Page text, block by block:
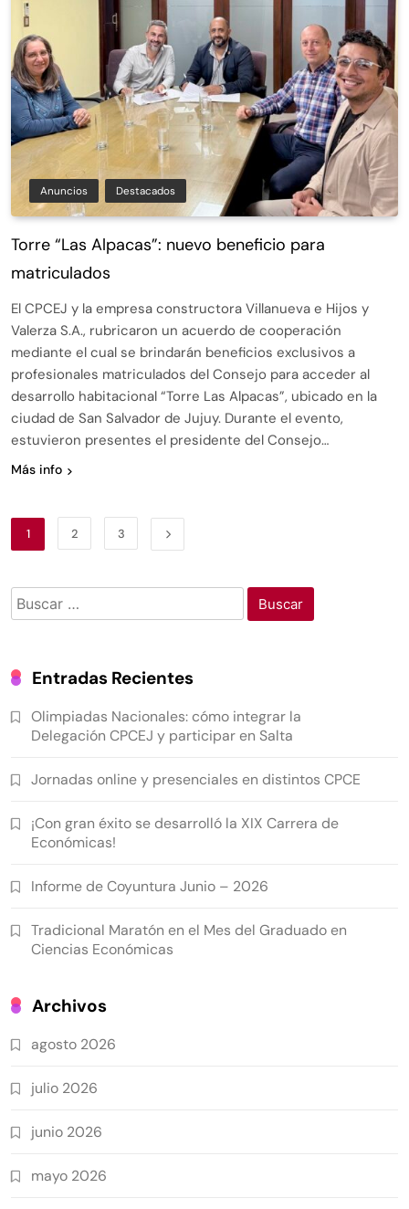
Anuncios Destacados
Torre “Las Alpacas”: nuevo beneficio para
matriculados
El CPCEJ y la empresa constructora Villanueva e Hijos y
Valerza S.A., rubricaron un acuerdo de cooperación
mediante el cual se brindarán beneficios exclusivos a
profesionales matriculados del Consejo para acceder al
desarrollo habitacional “Torre Las Alpacas”, ubicado en la
ciudad de San Salvador de Jujuy. Durante el evento,
estuvieron presentes el presidente del Consejo…
Más info
1 2 3
Entradas Recientes
Olimpiadas Nacionales: cómo integrar la
Delegación CPCEJ y participar en Salta
Jornadas online y presenciales en distintos CPCE
¡Con gran éxito se desarrolló la XIX Carrera de
Económicas!
Informe de Coyuntura Junio – 2026
Tradicional Maratón en el Mes del Graduado en
Ciencias Económicas
Archivos
agosto 2026
julio 2026
junio 2026
mayo 2026